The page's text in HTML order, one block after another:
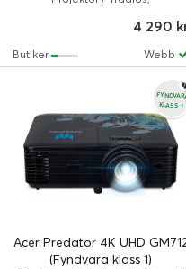
4 290
Webb
Butiker
KLASS 1
Acer Predator 4K UHD
(Fyndvara klass 1)